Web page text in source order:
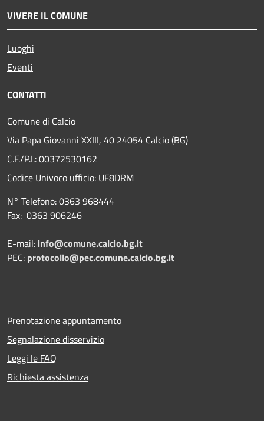
VIVERE IL COMUNE
Luoghi
Eventi
CONTATTI
Comune di Calcio
Via Papa Giovanni XXIII, 40 24054 Calcio (BG)
C.F./P.I.: 00372530162
Codice Univoco ufficio: UF8DRM
N° Telefono: 0363 968444
Fax: 0363 906246
E-mail: info@comune.calcio.bg.it
PEC: protocollo@pec.comune.calcio.bg.it
Prenotazione appuntamento
Segnalazione disservizio
Leggi le FAQ
Richiesta assistenza